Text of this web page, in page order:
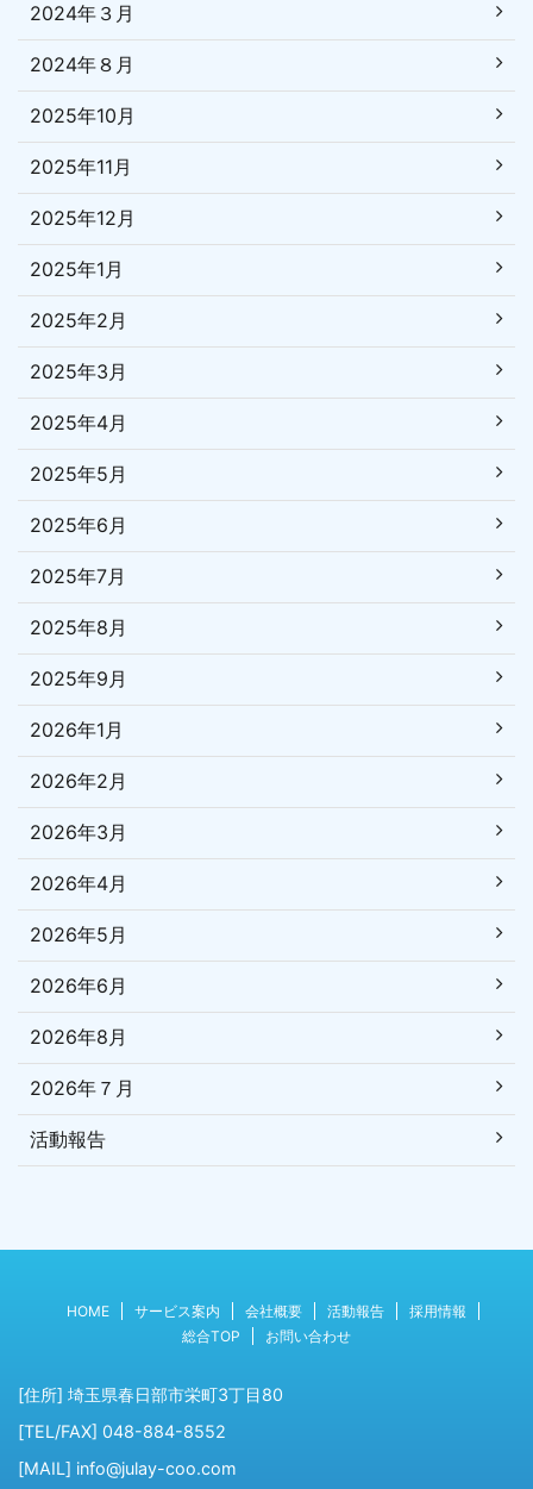
2024年３月
2024年８月
2025年10月
2025年11月
2025年12月
2025年1月
2025年2月
2025年3月
2025年4月
2025年5月
2025年6月
2025年7月
2025年8月
2025年9月
2026年1月
2026年2月
2026年3月
2026年4月
2026年5月
2026年6月
2026年8月
2026年７月
活動報告
HOME サービス案内 会社概要 活動報告
採用情報
総合TOP
お問い合わせ
[住所] 埼玉県春日部市栄町3丁目80
[TEL/FAX] 048-884-8552
[MAIL] info@julay-coo.com